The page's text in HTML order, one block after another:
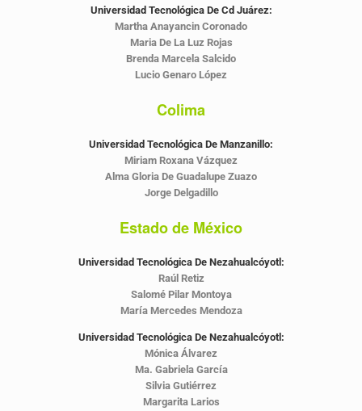
Universidad Tecnológica De Cd Juárez:
Martha Anayancin Coronado
Maria De La Luz Rojas
Brenda Marcela Salcido
Lucio Genaro López
Colima
Universidad Tecnológica De Manzanillo:
Miriam Roxana Vázquez
Alma Gloria De Guadalupe Zuazo
Jorge Delgadillo
Estado de México
Universidad Tecnológica De Nezahualcóyotl:
Raúl Retiz
Salomé Pilar Montoya
María Mercedes Mendoza
Universidad Tecnológica De Nezahualcóyotl:
Mónica Álvarez
Ma. Gabriela García
Silvia Gutiérrez
Margarita Larios